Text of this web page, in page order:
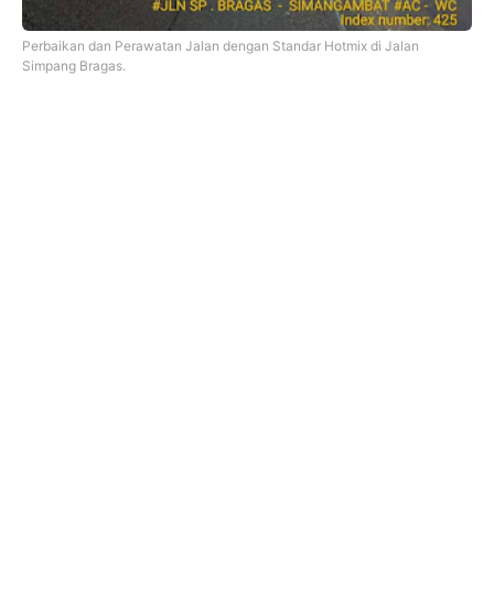
Perbaikan dan Perawatan Jalan dengan Standar Hotmix di Jalan
Simpang Bragas.